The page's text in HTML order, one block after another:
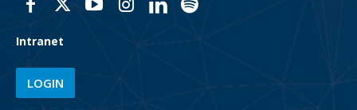
Intranet
LOGIN